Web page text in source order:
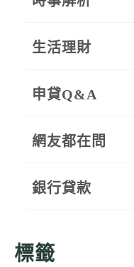
生活理財
申貸Q&A
網友都在問
銀行貸款
標籤